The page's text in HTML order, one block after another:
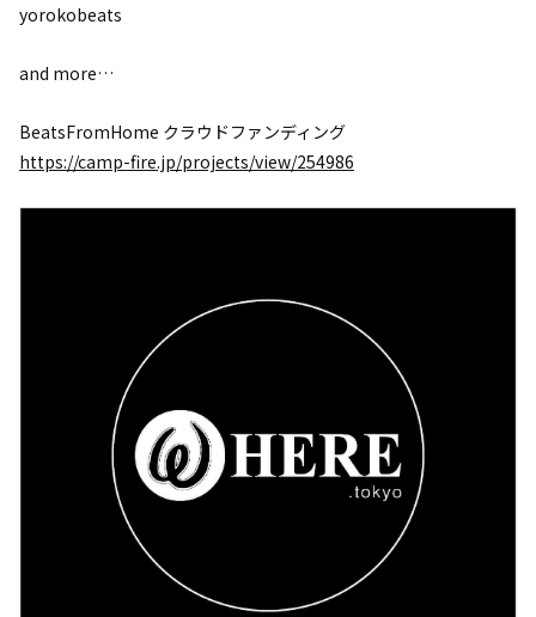
yorokobeats
and more…
BeatsFromHome クラウドファンディング
https://camp-fire.jp/projects/view/254986